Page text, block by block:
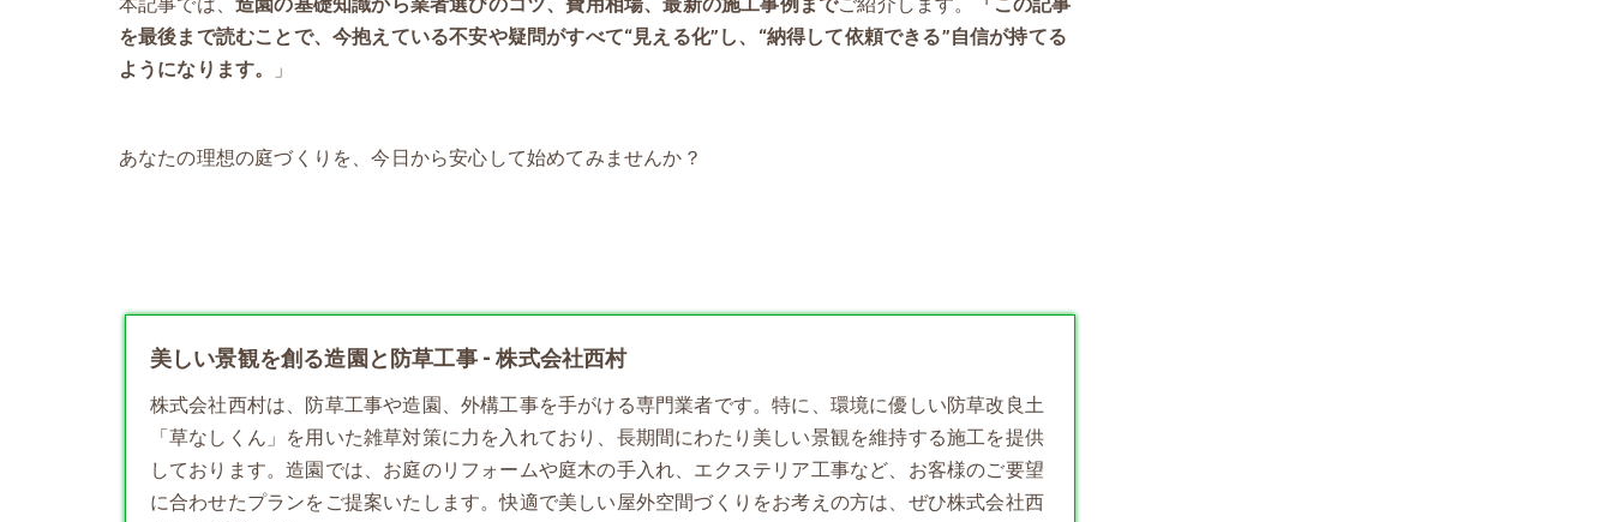
本記事では、造園の基礎知識から業者選びのコツ、費用相場、最新の施工事例までご紹介します。
「この記事
を最後まで読むことで、今抱えている不安や疑問がすべて“見える化”し、“納得して依頼できる”自信が持てる
ようになります。
」
あなたの理想の庭づくりを、今日から安心して始めてみませんか？
美しい景観を創る造園と防草工事 - 株式会社西村
株式会社西村は、防草工事や造園 、外構工事を手がける専門業者です。特に、環境に優しい防草改良土
「草なしくん」を用いた雑草対策に力を入れており、長期間にわたり美しい景観を維持する施工を提供
しております。造園では、お庭のリフォームや庭木の手入れ、エクステリア工事など、お客様のご要望
に合わせたプランをご提案いたします。快適で美しい屋外空間づくりをお考えの方は、ぜひ株式会社西